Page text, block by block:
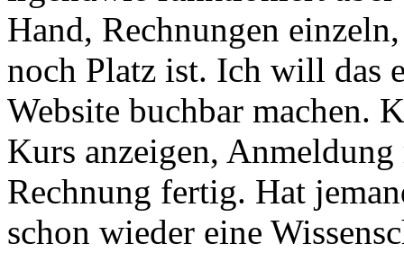
Hand, Rechnungen
noch Platz ist. Ich will das
Website buchbar machen.
Kurs anzeigen,
Rechnung fertig. Hat
schon wieder eine